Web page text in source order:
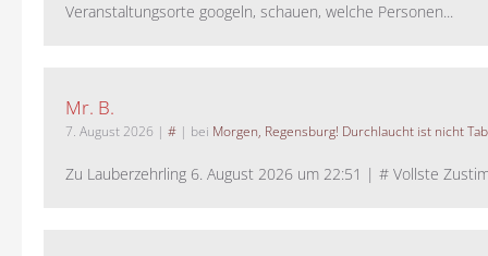
Veranstaltungsorte googeln, schauen, welche Personen...
Mr. B.
7. August 2026 | # | bei Morgen, Regensburg! Durchlaucht ist nicht
Zu Lauberzehrling 6. August 2026 um 22:51 | # Vollste